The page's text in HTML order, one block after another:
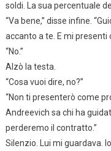
soldi. La sua percentuale
“Va bene,” disse infine.
accanto a te. E mi presenti
“No.”
Alzò la testa.
“Cosa vuoi dire, no?”
“Non ti presenterò come
Andreevich sa chi ha
perderemo il contratto.”
Silenzio. Lui mi guardava.